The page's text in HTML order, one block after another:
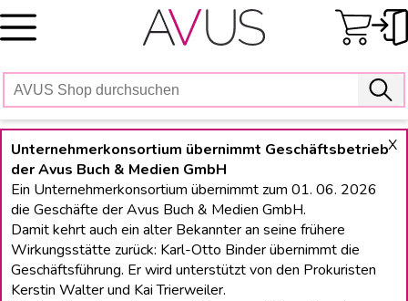
Skip
to
X
Unternehmerkonsortium übernimmt Geschäftsbetrieb
der Avus Buch & Medien GmbH
Ein Unternehmerkonsortium übernimmt zum 01. 06. 2026
die Geschäfte der Avus Buch & Medien GmbH.
Damit kehrt auch ein alter Bekannter an seine frühere
Wirkungsstätte zurück: Karl-Otto Binder übernimmt die
Geschäftsführung. Er wird unterstützt von den Prokuristen
Kerstin Walter und Kai Trierweiler.